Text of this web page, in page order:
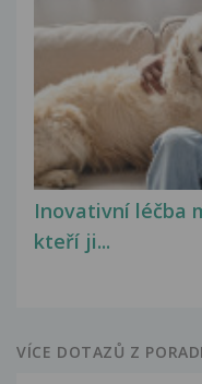
Inovativní léčba
kteří ji...
VÍCE DOTAZŮ Z